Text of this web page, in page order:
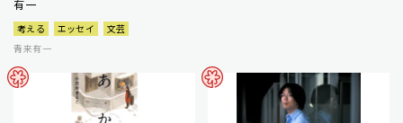
有一
考える エッセイ
文芸
青来有一